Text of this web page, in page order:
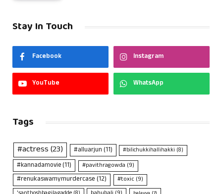
Stay In Touch
Facebook Instagram
YouTube WhatsApp
Tags
#actress(23) #alluarjun(11) #bilichukkihallihakki (8)
#kannadamovie(11) #pavithragowda (9)
#renukaswamymurdercase(12) #toxic(9)